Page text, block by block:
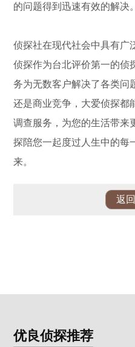
的问题得到迅速有效的解决。
侦探社在现代社会中具有广
侦探作为台北评价第一的侦
务为无数客户解决了各类问
还是商业竞争，大爱侦探都
调查服务，为您的生活带来
探陪您一起度过人生中的每
来。
返
优良侦探推荐